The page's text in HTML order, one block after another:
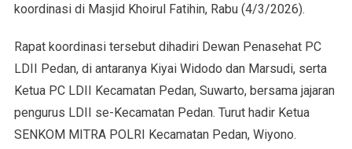
koordinasi di Masjid Khoirul Fatihin, Rabu (4/3/2026).
Rapat koordinasi tersebut dihadiri Dewan Penasehat PC
LDII Pedan, di antaranya Kiyai Widodo dan Marsudi, serta
Ketua PC LDII Kecamatan Pedan, Suwarto, bersama jajaran
pengurus LDII se-Kecamatan Pedan. Turut hadir Ketua
SENKOM MITRA POLRI Kecamatan Pedan, Wiyono.